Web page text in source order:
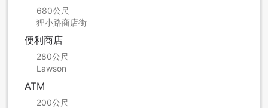
680公尺
狸小路商店街
便利商店
280公尺
Lawson
ATM
200公尺